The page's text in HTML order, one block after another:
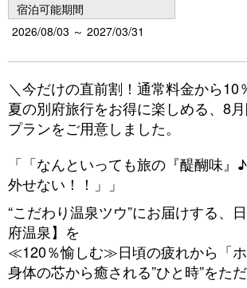
宿泊可能期間
2026/08/03 ～ 2027/03/31
＼今だけの直前割！通常料金から10
夏の別府旅行をお得に楽しめる、8
プランをご用意しました。
「「なんといっても旅の『醍醐味
外せない！！」」
“こだわり温泉ツウ”にお届けする、
府温泉】を
≪120％愉しむ≫日頃の疲れから「
身体の芯から癒される”ひと時”を